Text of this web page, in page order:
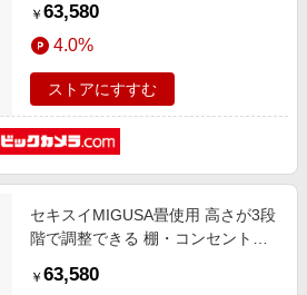
316-56-ID-SW [シングルサイズ]
￥ 63,580
4.0%
ストアにすすむ
セキスイMIGUSA畳使用 高さが3段
階で調整できる 棚・コンセント・
316-56-BR-SW [シングルサイズ]
￥ 63,580